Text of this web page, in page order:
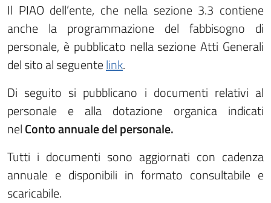
Il PIAO dell’ente, che nella sezione 3.3 contiene
anche la programmazione del fabbisogno di
personale, è pubblicato nella sezione Atti Generali
del sito al seguentelink.
Di seguito si pubblicano i documenti relativi al
personale e alla dotazione organica indicati
nelConto annuale del personale.
Tutti i documenti sono aggiornati con cadenza
annuale e disponibili in formato consultabile e
scaricabile.